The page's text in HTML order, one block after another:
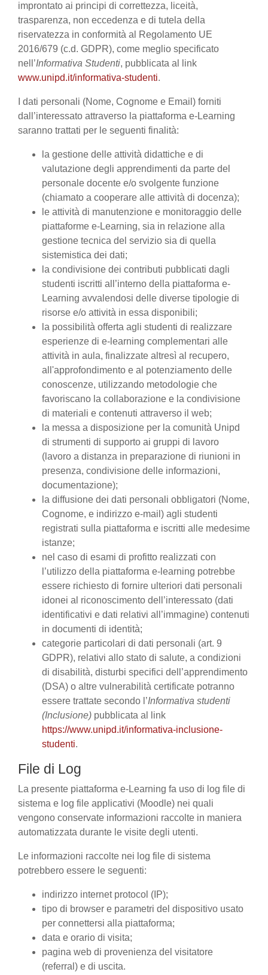
improntato ai principi di correttezza, liceità,
trasparenza, non eccedenza e di tutela della
riservatezza in conformità al Regolamento UE
2016/679 (c.d. GDPR), come meglio specificato
nell’Informativa Studenti, pubblicata al link
www.unipd.it/informativa-studenti.
I dati personali (Nome, Cognome e Email) forniti
dall’interessato attraverso la piattaforma e-Learning
saranno trattati per le seguenti finalità:
la gestione delle attività didattiche e di
valutazione degli apprendimenti da parte del
personale docente e/o svolgente funzione
(chiamato a cooperare alle attività di docenza);
le attività di manutenzione e monitoraggio delle
piattaforme e-Learning, sia in relazione alla
gestione tecnica del servizio sia di quella
sistemistica dei dati;
la condivisione dei contributi pubblicati dagli
studenti iscritti all’interno della piattaforma e-
Learning avvalendosi delle diverse tipologie di
risorse e/o attività in essa disponibili;
la possibilità offerta agli studenti di realizzare
esperienze di e-learning complementari alle
attività in aula, finalizzate altresì al recupero,
all'approfondimento e al potenziamento delle
conoscenze, utilizzando metodologie che
favoriscano la collaborazione e la condivisione
di materiali e contenuti attraverso il web;
la messa a disposizione per la comunità Unipd
di strumenti di supporto ai gruppi di lavoro
(lavoro a distanza in preparazione di riunioni in
presenza, condivisione delle informazioni,
documentazione);
la diffusione dei dati personali obbligatori (Nome,
Cognome, e indirizzo e-mail) agli studenti
registrati sulla piattaforma e iscritti alle medesime
istanze;
nel caso di esami di profitto realizzati con
l’utilizzo della piattaforma e-learning potrebbe
essere richiesto di fornire ulteriori dati personali
idonei al riconoscimento dell’interessato (dati
identificativi e dati relativi all’immagine) contenuti
in documenti di identità;
categorie particolari di dati personali (art. 9
GDPR), relativi allo stato di salute, a condizioni
di disabilità, disturbi specifici dell’apprendimento
(DSA) o altre vulnerabilità certificate potranno
essere trattate secondo l’Informativa studenti
(Inclusione) pubblicata al link
https://www.unipd.it/informativa-inclusione-
studenti.
File di Log
La presente piattaforma e-Learning fa uso di log file di
sistema e log file applicativi (Moodle) nei quali
vengono conservate informazioni raccolte in maniera
automatizzata durante le visite degli utenti.
Le informazioni raccolte nei log file di sistema
potrebbero essere le seguenti:
indirizzo internet protocol (IP);
tipo di browser e parametri del dispositivo usato
per connettersi alla piattaforma;
data e orario di visita;
pagina web di provenienza del visitatore
(referral) e di uscita.